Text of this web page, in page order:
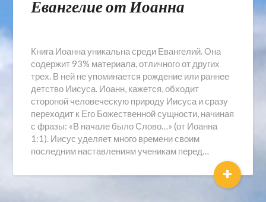
Евангелие от Иоанна
Книга Иоанна уникальна среди Евангелий. Она
содержит 93% материала, отличного от других
трех. В ней не упоминается рождение или раннее
детство Иисуса. Иоанн, кажется, обходит
стороной человеческую природу Иисуса и сразу
переходит к Его Божественной сущности, начиная
с фразы: «В начале было Слово…» (от Иоанна
1:1). Иисус уделяет много времени своим
последним наставлениям ученикам перед…
+